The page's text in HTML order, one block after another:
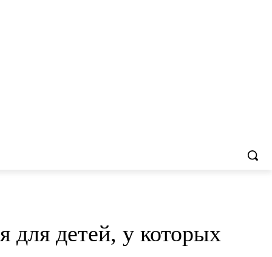
для детей, у которых